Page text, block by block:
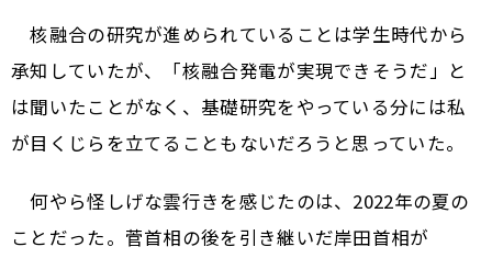
核融合の研究が進められていることは学生時代から
承知していたが、「核融合発電が実現できそうだ」と
は聞いたことがなく、基礎研究をやっている分には私
が目くじらを立てることもないだろうと思っていた。
何やら怪しげな雲行きを感じたのは、2022年の夏の
ことだった。菅首相の後を引き継いだ岸田首相が